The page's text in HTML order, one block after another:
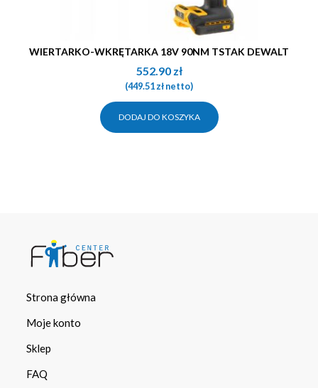
WIERTARKO-WKRĘTARKA 18V 90NM TSTAK DEWALT
552.90 zł
(449.51złnetto)
DODAJ DO KOSZYKA
Strona główna
Moje konto
Sklep
FAQ